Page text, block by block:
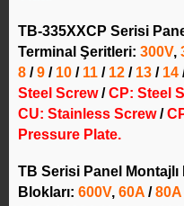
TB-335XXCP Serisi
Terminal Şeritleri: 300V,
8 / 9 / 10 / 11 / 12 / 13 / 14
Steel Screw/CP: Steel
CU: Stainless Screw/
Pressure Plate.
TB Serisi Panel
Blokları: 600V, 60A / 80A